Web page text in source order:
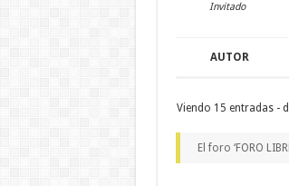
Invitado
AUTOR
Viendo 15 entradas -
El foro ‘FORO